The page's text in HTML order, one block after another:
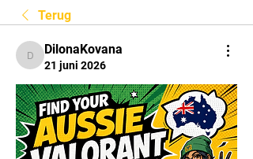
Terug
DilonaKovana
DilonaKovana
21 juni 2026